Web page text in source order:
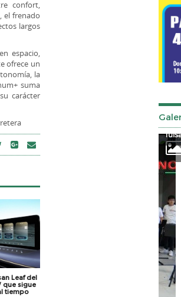
confort,
el frenado
largos
espacio,
ofrece un
la
suma
carácter
Leaf del
que sigue
tiempo
de los Milagros 2025